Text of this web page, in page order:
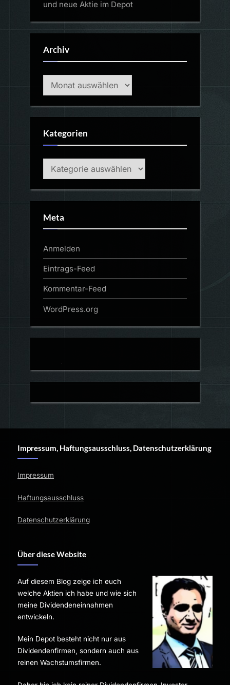
und neue Aktie im Depot
Archiv
Archiv
Kategorien
Kategorien
Meta
Anmelden
Eintrags-Feed
Kommentar-Feed
WordPress.org
Impressum, Haftungsausschluss, Datenschutzerklärung
Impressum
Haftungsausschluss
Datenschutzerklärung
Über diese Website
Auf diesem Blog zeige ich euch
welche Aktien ich habe und wie sich
meine Dividendeneinnahmen
entwickeln.
Mein Depot besteht nicht nur aus
Dividendenfirmen, sondern auch aus
reinen Wachstumsfirmen.